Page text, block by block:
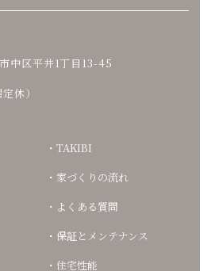
中区平井1丁目13-45
休）
TAKIBI
家づくりの流れ
よくある質問
保証とメンテナンス
住宅性能